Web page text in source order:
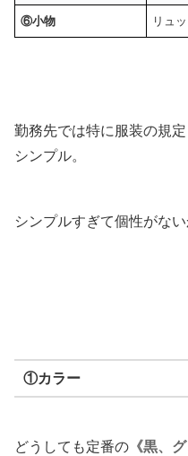
⑥小物 リュ
勤務先では特に服装の規
シンプル。
シンプルすぎて個性がない
①カラー
どうしても定番の 《黒、